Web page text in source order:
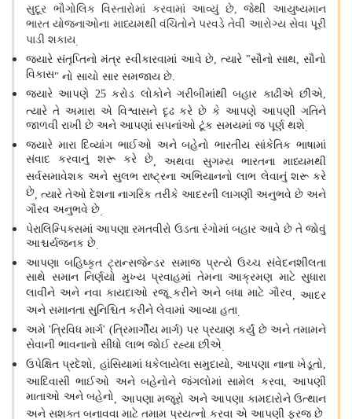
સુદૂર ભૌગોલિક વિસ્તારોમાં કરવામાં આવ્યું છે,જેથી આયુષ્યમાન
ભારત યોજનાઓના માધ્યમથી વંચિતોને પરવડે તેવી આરોગ્ય સેવા પૂરી
પાડી શકાય.
જ્યારે સંતૃપ્તિનો મંત્ર સ્વીકારવામાં આવે છે,ત્યારે "સૌનો સાથ,સૌનો
વિકાસ" નો સાચો સાર સમજાય છે.
જ્યારે આપણે 25કરોડ લોકોને ગરીબીમાંથી બહાર કાઢીએ છીએ,
ત્યારે તે અમારા એ વિશ્વાસને દૃઢ કરે છે કે આપણે આપણી ગતિને
જાળવી રાખી છે અને આપણાં સપનાંઓ ટૂંક સમયમાં જ પૂર્ણ થશે.
જ્યારે મારા દિવ્યાંગ ભાઈઓ અને બહેનો ભારતીય સાંકેતિક ભાષામાં
સંવાદ કરવાનું શરૂ કરે છે,અથવા સુગમ્ય ભારતના માધ્યમથી
સર્વસમાવેશક અને સુલભ રાષ્ટ્રના અભિયાનનો લાભ લેવાનું શરૂ કરે
છે, ત્યારે તેઓ દેશના નાગરિક તરીકે આદરની લાગણી અનુભવે છે અને
ગૌરવ અનુભવે છે.
પેરાલિમ્પિક્સમાં આપણા રમતવીરો ઉડતા રંગોમાં બહાર આવે છે તે જોવું
આશ્ચર્યજનક છે.
આપણા બહિષ્કૃત ટ્રાન્સજેન્ડર સમાજ પ્રત્યે ઉચ્ચ સંવેદનશીલતા
સાથે સમાન નિર્ણયો મુખ્ય પ્રવાહમાં તેમના આક્રમણ માટે સુધારા
લાવીને અને નવા કાયદાઓ રજૂ કરીને અને બધા માટે ગૌરવ,આદર
અને સમાનતા સુનિશ્ચિત કરીને લેવામાં આવ્યા હતા.
અમે'ત્રિવિધ માર્ગ' (ત્રિમાર્ગીય માર્ગ)પર પ્રયાણ કર્યું છે અને તમામને
સેવાની ભાવનાનો સીધો લાભ જોઈ રહ્યા છીએ.
ઉપેક્ષિત પ્રદેશો, હાંસિયામાં ધકેલાયેલા સમુદાયો,આપણા નાના ખેડૂતો,
આદિવાસી ભાઈઓ અને બહેનોને જંગલોમાં સામેલ કરવા,આપણી
માતાઓ અને બહેનો, આપણા મજૂરો અને આપણા કામદારોને ઉત્થાન
અને સશક્ત બનાવવા માટે તમામ પ્રયત્નો કરવા એ આપણી ફરજ છે